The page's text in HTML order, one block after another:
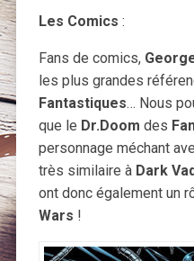
Les Comics :
Fans de comics,
les plus grandes
Fantastiques… Nous
que le Dr.Doom des
personnage méchant
très similaire àDark
ont donc également un
Wars !